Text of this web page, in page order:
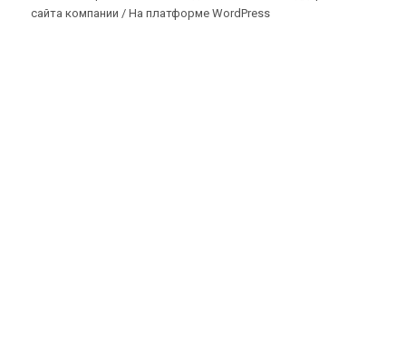
сайта компании /На платформе WordPress